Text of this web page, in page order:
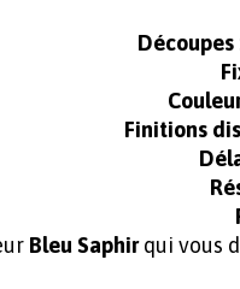
Découpes
Finitions
Bleu Saphirqui vous